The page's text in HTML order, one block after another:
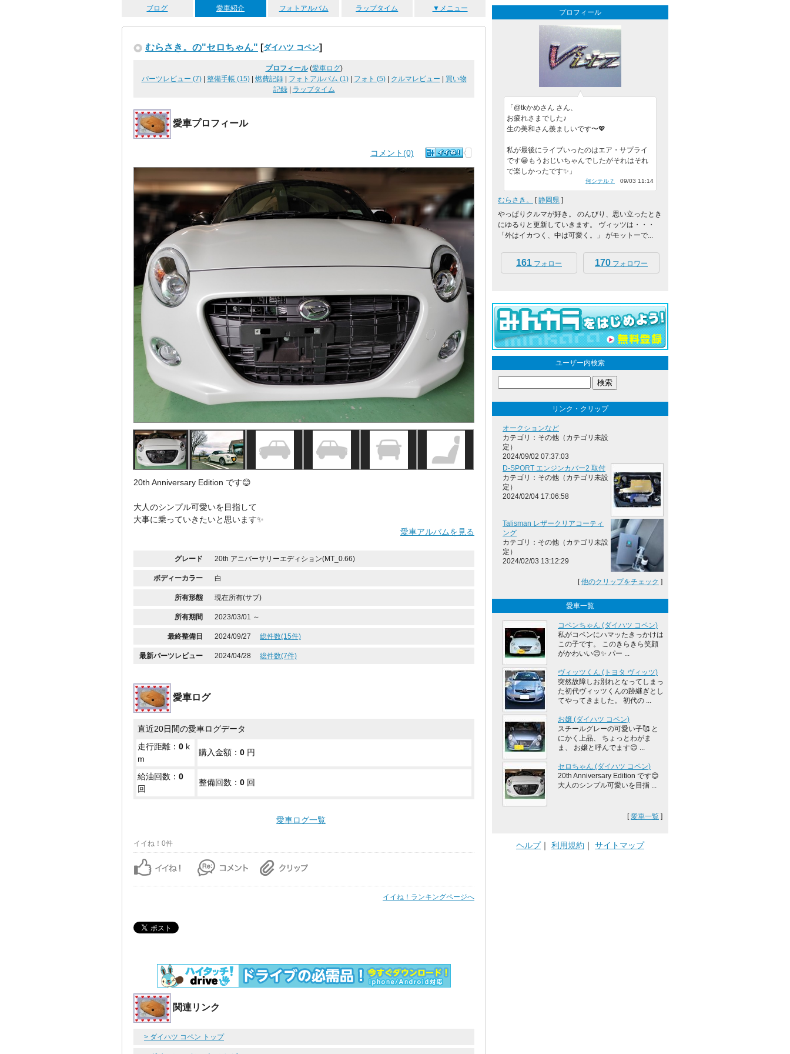
ブログ 愛車紹介 フォトアルバム ラップタイム ▼メニュー
むらさき。の"セロちゃん" [ダイハツ コペン]
プロフィール(愛車ログ)
パーツレビュー (7)| 整備手帳 (15)| 燃費記録| フォトアルバム (1)| フォト (5)| クルマレビュー
買い物
記録| ラップタイム
愛車プロフィール
コメント(0)
20th Anniversary Edition です😊
大人のシンプル可愛いを目指して
大事に乗っていきたいと思います✨
愛車アルバムを見る
グレード 20th アニバーサリーエディション(MT_0.66)
ボディーカラー 白
所有形態 現在所有(サブ)
所有期間 2023/03/01 ～
最終整備日 2024/09/27 総件数(15件)
最新パーツレビュー 2024/04/28 総件数(7件)
愛車ログ
直近20日間の愛車ログデータ
走行距離： 0 k
m
購入金額： 0 円
給油回数： 0
回
整備回数： 0 回
愛車ログ一覧
イイね！0件
イイね！ランキングページへ
関連リンク
> ダイハツ コペン トップ
プロフィール
「@tkかめさん さん、
お疲れさまでした♪
生の美和さん羨ましいです〜💖
私が最後にライブいったのはエア・サプライ
です😁もうおじいちゃんでしたがそれはそれ
で楽しかったです✨」
何シテル？ 09/03 11:14
むらさき。 [静岡県 ]
やっぱりクルマが好き。 のんびり、思い立ったとき
にゆるりと更新していきます。 ヴィッツは・・・
「外はイカつく、中は可愛く。」 がモットーで...
161 フォロー 170 フォロワー
ユーザー内検索
リンク・クリップ
オークションなど
カテゴリ：その他（カテゴリ未設
定）
2024/09/02 07:37:03
D-SPORT エンジンカバー2 取付
カテゴリ：その他（カテゴリ未設
定）
2024/02/04 17:06:58
Talisman レザークリアコーティ
ング
カテゴリ：その他（カテゴリ未設
定）
2024/02/03 13:12:29
[他のクリップをチェック ]
愛車一覧
コペンちゃん (ダイハツ コペン)
私がコペンにハマッたきっかけは
この子です。 このきらきら笑顔
がかわいい😊✨ パー ...
ヴィッツくん (トヨタ ヴィッツ)
突然故障しお別れとなってしまっ
た初代ヴィッツくんの跡継ぎとし
てやってきました。 初代の ...
お嬢 (ダイハツ コペン)
スチールグレーの可愛い子🥰 と
にかく上品、 ちょっとわがま
ま、 お嬢と呼んでます😊 ...
セロちゃん (ダイハツ コペン)
20th Anniversary Edition です😊
大人のシンプル可愛いを目指 ...
[愛車一覧 ]
ヘルプ｜ 利用規約 ｜ サイトマップ